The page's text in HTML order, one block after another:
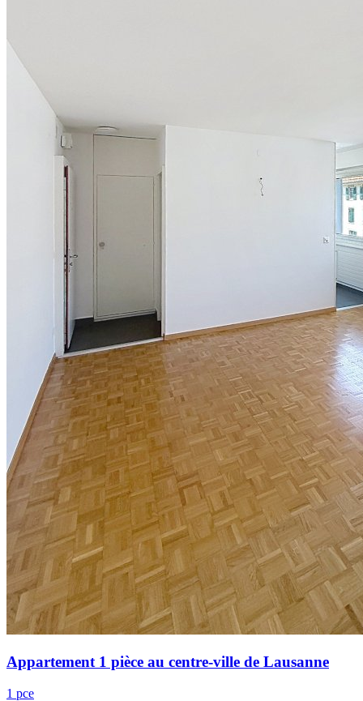
Appartement 1 pièce au centre-ville de Lausanne
1 pce